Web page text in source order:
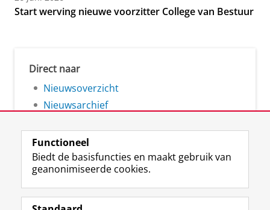
Start werving nieuwe voorzitter College van Bestuur
Direct naar
Nieuwsoverzicht
Nieuwsarchief
Volg de RUG
F
a
L
i
R
S
I
n
Y
o
Functioneel
Biedt de basisfuncties en maakt gebruik van
geanonimiseerde cookies.